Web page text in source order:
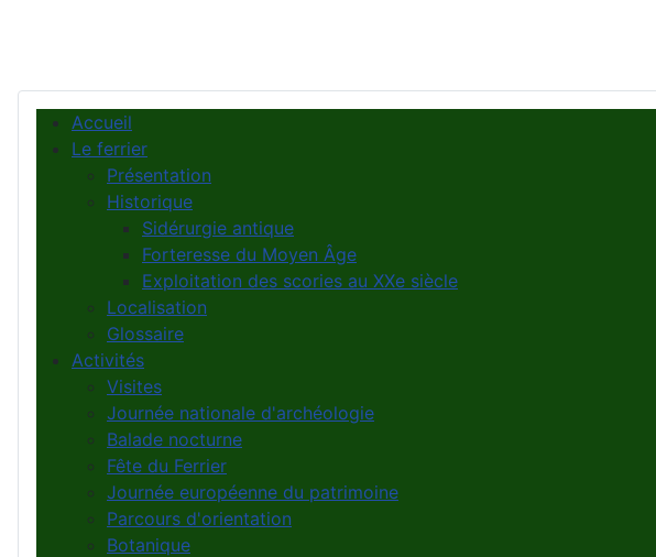
Accueil
Le ferrier
Présentation
Historique
Sidérurgie antique
Forteresse du Moyen Âge
Exploitation des scories au XXe siècle
Localisation
Glossaire
Activités
Visites
Journée nationale d'archéologie
Balade nocturne
Fête du Ferrier
Journée européenne du patrimoine
Parcours d'orientation
Botanique